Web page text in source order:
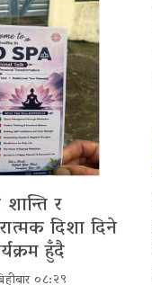
र
दिशा दिने
हुँदै